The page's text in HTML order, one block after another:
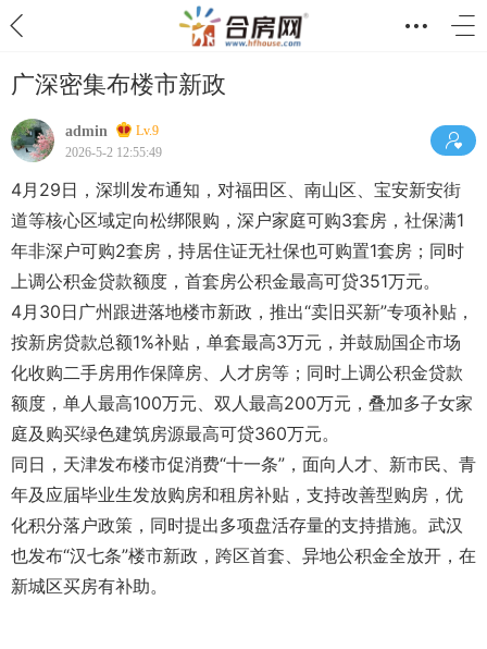
广深密集布楼市新政
admin
Lv.9
2026-5-2 12:55:49
4月29日，深圳发布通知，对福田区、南山区、宝安新安街
道等核心区域定向松绑限购，深户家庭可购3套房，社保满1
年非深户可购2套房，持居住证无社保也可购置1套房；同时
上调公积金贷款额度，首套房公积金最高可贷351万元。
4月30日广州跟进落地楼市新政，推出“卖旧买新”专项补贴，
按新房贷款总额1%补贴，单套最高3万元，并鼓励国企市场
化收购二手房用作保障房、人才房等；同时上调公积金贷款
额度，单人最高100万元、双人最高200万元，叠加多子女家
庭及购买绿色建筑房源最高可贷360万元。
同日，天津发布楼市促消费“十一条”，面向人才、新市民、青
年及应届毕业生发放购房和租房补贴，支持改善型购房，优
化积分落户政策，同时提出多项盘活存量的支持措施。武汉
也发布“汉七条”楼市新政，跨区首套、异地公积金全放开，在
新城区买房有补助。